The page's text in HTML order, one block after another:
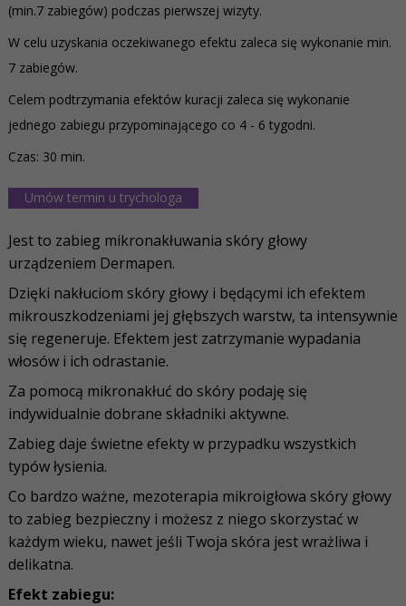
(min.7 zabiegów) podczas pierwszej wizyty.
W celu uzyskania oczekiwanego efektu zaleca się wykonanie min.
7 zabiegów.
Celem podtrzymania efektów kuracji zaleca się wykonanie
jednego zabiegu przypominającego co 4 - 6 tygodni.
Czas: 30 min.
Umów termin u trychologa
Jest to zabieg mikronakłuwania skóry głowy
urządzeniem Dermapen.
Dzięki nakłuciom skóry głowy i będącymi ich efektem
mikrouszkodzeniami jej głębszych warstw, ta intensywnie
się regeneruje. Efektem jest zatrzymanie wypadania
włosów i ich odrastanie.
Za pomocą mikronakłuć do skóry podaję się
indywidualnie dobrane składniki aktywne.
Zabieg daje świetne efekty w przypadku wszystkich
typów łysienia.
Co bardzo ważne, mezoterapia mikroigłowa skóry głowy
to zabieg bezpieczny i możesz z niego skorzystać w
każdym wieku, nawet jeśli Twoja skóra jest wrażliwa i
delikatna.
Efekt zabiegu: